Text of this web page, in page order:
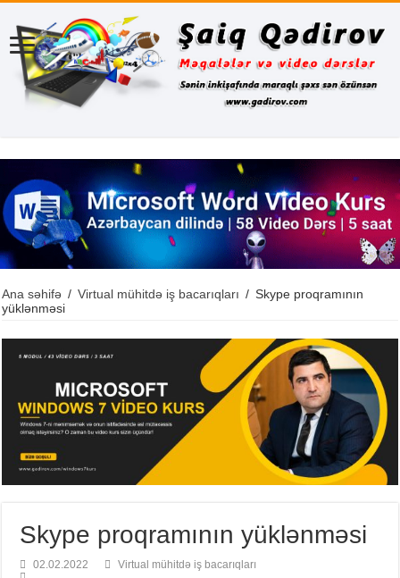
Ana səhifə / Virtual mühitdə iş bacarıqları / Skype proqramının
yüklənməsi
Skype proqramının yüklənməsi
02.02.2022
Virtual mühitdə iş bacarıqları